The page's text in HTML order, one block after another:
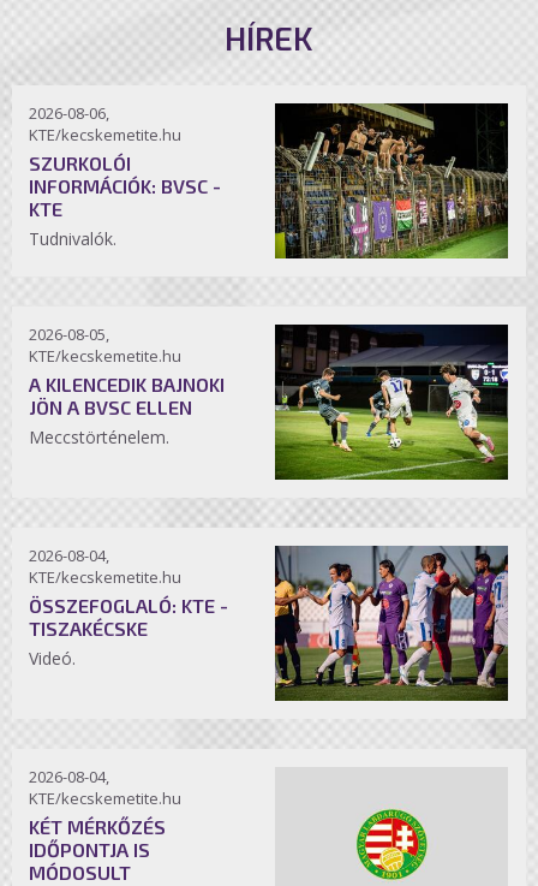
HÍREK
2026-08-06,
KTE/kecskemetite.hu
SZURKOLÓI
INFORMÁCIÓK: BVSC -
KTE
Tudnivalók.
2026-08-05,
KTE/kecskemetite.hu
A KILENCEDIK BAJNOKI
JÖN A BVSC ELLEN
Meccstörténelem.
2026-08-04,
KTE/kecskemetite.hu
ÖSSZEFOGLALÓ: KTE -
TISZAKÉCSKE
Videó.
2026-08-04,
KTE/kecskemetite.hu
KÉT MÉRKŐZÉS
IDŐPONTJA IS
MÓDOSULT